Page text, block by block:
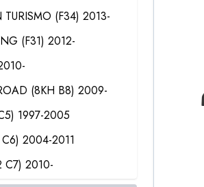
(F34) 2013-
(F31) 2012-
(8KH B8) 2009-
1997-2005
2004-2011
C7) 2010-